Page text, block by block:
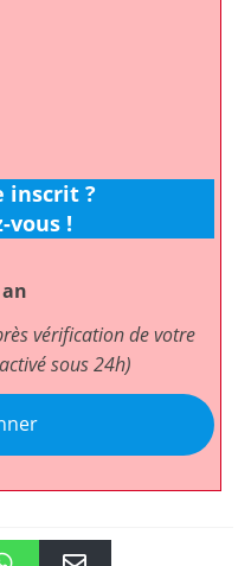
inscrit ?
vous !
vérification de votre
sous 24h)